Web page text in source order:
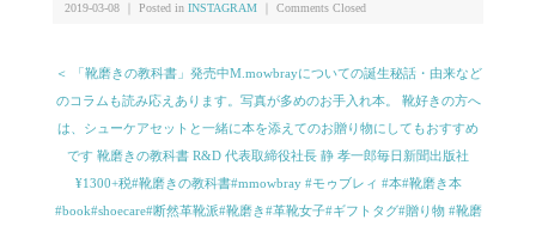
2019-03-08 ｜ Posted in INSTAGRAM Comments Closed
＜ 「靴磨きの教科書」発売中M.mowbrayについての誕生秘話・由来など
のコラムも読み応えあります。写真が多めのお手入れ本。 靴好きの方へ
は、シューケアセットと一緒に本を添えてのお贈り物にしてもおすすめ
です️ 靴磨きの教科書 ️️R&D 代表取締役社長 静 孝一郎️毎日新聞出版社️
¥1300+税#靴磨きの教科書#mmowbray #モゥブレィ #本#靴磨き本
#book#shoecare#断然革靴派#靴磨き#革靴女子#ギフトタグ#贈り物 #靴磨